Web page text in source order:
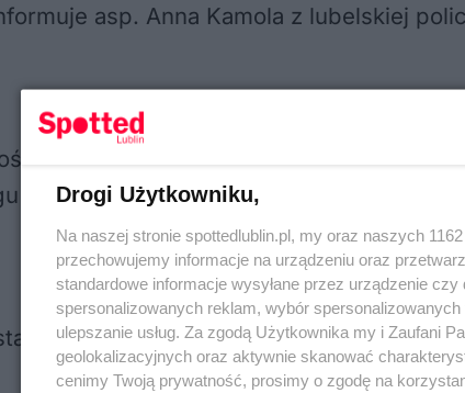
asp. Anna Kamola z lubelskiej
zdarzenia. – Bezpośrednią przyczynę
najbliższych dni – dodaje asp. Kamola.
tożsamość mężczyzny. To 36-letni
Drogi Użytkowniku,
Na naszej stronie spottedlublin.pl, my oraz naszych
przechowujemy informacje na urządzeniu oraz
standardowe informacje wysyłane przez urządzenie
spersonalizowanych reklam, wybór
ulepszanie usług. Za zgodą Użytkownika my i Zaufani
geolokalizacyjnych oraz aktywnie skanować
cenimy Twoją prywatność, prosimy o zgodę na